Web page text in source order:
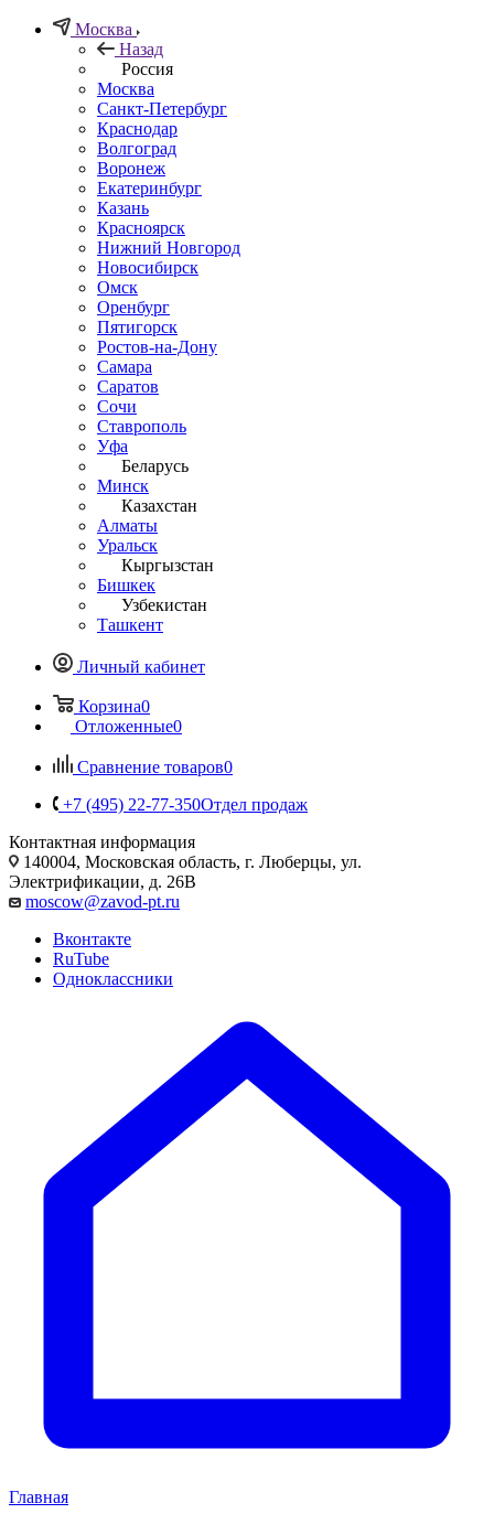
Москва
Назад
Россия
Москва
Санкт-Петербург
Краснодар
Волгоград
Воронеж
Екатеринбург
Казань
Красноярск
Нижний Новгород
Новосибирск
Омск
Оренбург
Пятигорск
Ростов-на-Дону
Самара
Саратов
Сочи
Ставрополь
Уфа
Беларусь
Минск
Казахстан
Алматы
Уральск
Кыргызстан
Бишкек
Узбекистан
Ташкент
Личный кабинет
Корзина0
Отложенные0
Сравнение товаров0
+7 (495) 22-77-350Отдел продаж
Контактная информация
140004, Московская область, г. Люберцы, ул.
Электрификации, д. 26В
moscow@zavod-pt.ru
Вконтакте
RuTube
Одноклассники
Главная